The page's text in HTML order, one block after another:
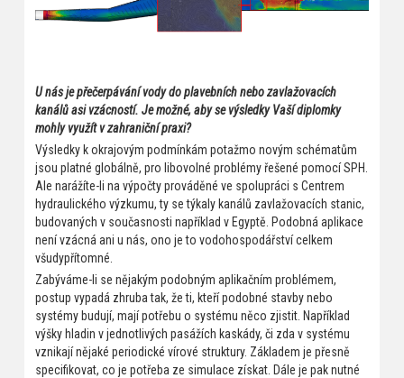
U nás je přečerpávání vody do plavebních nebo zavlažovacích
kanálů asi vzácností. Je možné, aby se výsledky Vaší diplomky
mohly využít v zahraniční praxi?
Výsledky k okrajovým podmínkám potažmo novým schématům
jsou platné globálně, pro libovolné problémy řešené pomocí SPH.
Ale narážíte-li na výpočty prováděné ve spolupráci s Centrem
hydraulického výzkumu, ty se týkaly kanálů zavlažovacích stanic,
budovaných v současnosti například v Egyptě. Podobná aplikace
není vzácná ani u nás, ono je to vodohospodářství celkem
všudypřítomné.
Zabýváme-li se nějakým podobným aplikačním problémem,
postup vypadá zhruba tak, že ti, kteří podobné stavby nebo
systémy budují, mají potřebu o systému něco zjistit. Například
výšky hladin v jednotlivých pasážích kaskády, či zda v systému
vznikají nějaké periodické vírové struktury. Základem je přesně
specifikovat, co je potřeba ze simulace získat. Dále je pak nutné